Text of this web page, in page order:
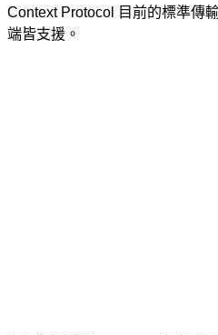
Context Protocol 目前的標準傳
端皆支援。